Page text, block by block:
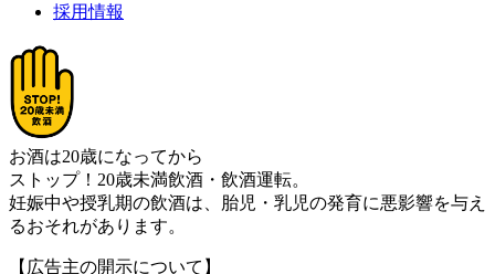
採用情報
お酒は20歳になってから
ストップ！20歳未満飲酒・飲酒運転。
妊娠中や授乳期の飲酒は、胎児・乳児の発育に悪影響を与え
るおそれがあります。
【広告主の開示について】